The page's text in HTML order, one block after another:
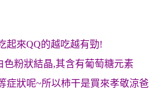
起來QQ的越吃越有勁!
色粉狀結晶,其含有葡萄糖元素
症狀呢~所以柿干是買來孝敬涼爸